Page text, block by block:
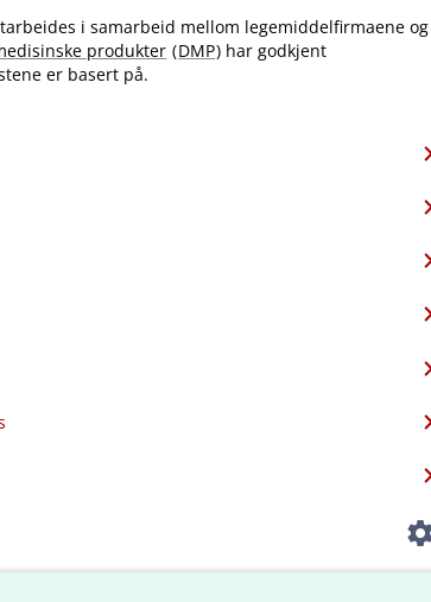
i samarbeid mellom legemiddelfirmaene og
produkter (DMP) har godkjent
er basert på.